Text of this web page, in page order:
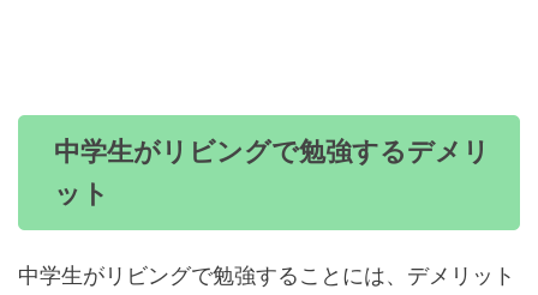
中学生がリビングで勉強するデメリ
ット
中学生がリビングで勉強することには、デメリット